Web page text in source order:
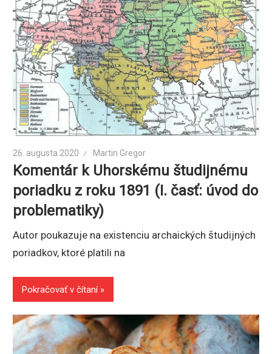
26. augusta 2020 Martin Gregor
Komentár k Uhorskému študijnému
poriadku z roku 1891 (I. časť: úvod do
problematiky)
Autor poukazuje na existenciu archaických študijných
poriadkov, ktoré platili na
Pokračovať v čítaní